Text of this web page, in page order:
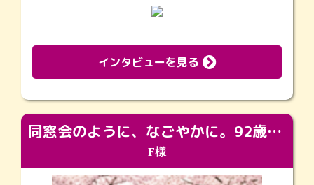
インタビューを見る
同窓会のように、なごやかに。92歳の旅立ちを彩った、再会と感謝の場
F様